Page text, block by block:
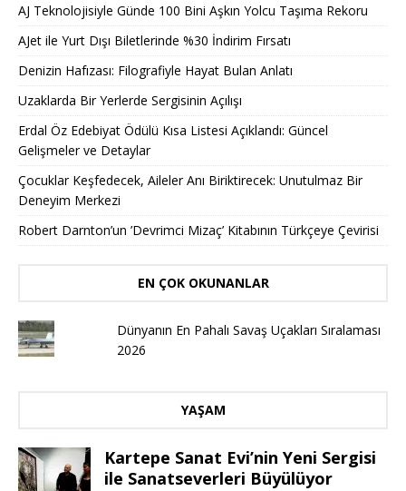
AJ Teknolojisiyle Günde 100 Bini Aşkın Yolcu Taşıma Rekoru
AJet ile Yurt Dışı Biletlerinde %30 İndirim Fırsatı
Denizin Hafızası: Filografiyle Hayat Bulan Anlatı
Uzaklarda Bir Yerlerde Sergisinin Açılışı
Erdal Öz Edebiyat Ödülü Kısa Listesi Açıklandı: Güncel
Gelişmeler ve Detaylar
Çocuklar Keşfedecek, Aileler Anı Biriktirecek: Unutulmaz Bir
Deneyim Merkezi
Robert Darnton’un ’Devrimci Mizaç’ Kitabının Türkçeye Çevirisi
EN ÇOK OKUNANLAR
Dünyanın En Pahalı Savaş Uçakları Sıralaması
2026
YAŞAM
Kartepe Sanat Evi’nin Yeni Sergisi
ile Sanatseverleri Büyülüyor